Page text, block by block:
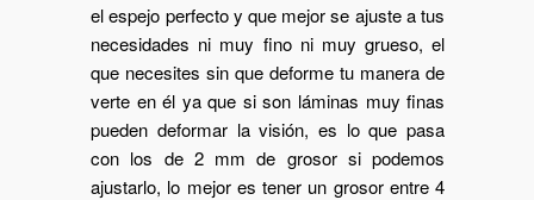
el espejo perfecto y que mejor se ajuste a tus
necesidades ni muy fino ni muy grueso, el
que necesites sin que deforme tu manera de
verte en él ya que si son láminas muy finas
pueden deformar la visión, es lo que pasa
con los de 2 mm de grosor si podemos
ajustarlo, lo mejor es tener un grosor entre 4